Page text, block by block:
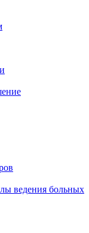
ведения больных